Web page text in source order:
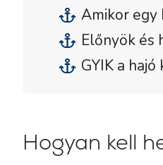
Amikor egy
Előnyök és
GYIK a
Hogyan kell